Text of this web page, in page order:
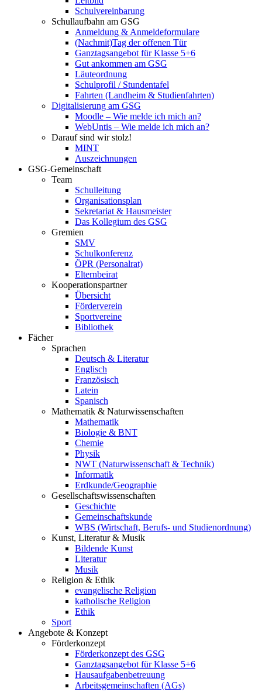
Schulvereinbarung
Schullaufbahn am GSG
Anmeldung & Anmeldeformulare
(Nachmit)Tag der offenen Tür
Ganztagsangebot für Klasse 5+6
Gut ankommen am GSG
Läuteordnung
Schulprofil / Stundentafel
Fahrten (Landheim & Studienfahrten)
Digitalisierung am GSG
Moodle – Wie melde ich mich an?
WebUntis – Wie melde ich mich an?
Darauf sind wir stolz!
MINT
Auszeichnungen
GSG-Gemeinschaft
Team
Schulleitung
Organisationsplan
Sekretariat & Hausmeister
Das Kollegium des GSG
Gremien
SMV
Schulkonferenz
ÖPR (Personalrat)
Elternbeirat
Kooperationspartner
Übersicht
Förderverein
Sportvereine
Bibliothek
Fächer
Sprachen
Deutsch & Literatur
Englisch
Französisch
Latein
Spanisch
Mathematik & Naturwissenschaften
Mathematik
Biologie & BNT
Chemie
Physik
NWT (Naturwissenschaft & Technik)
Informatik
Erdkunde/Geographie
Gesellschaftswissenschaften
Geschichte
Gemeinschaftskunde
WBS (Wirtschaft, Berufs- und Studienordnung)
Kunst, Literatur & Musik
Bildende Kunst
Literatur
Musik
Religion & Ethik
evangelische Religion
katholische Religion
Ethik
Sport
Angebote & Konzept
Förderkonzept
Förderkonzept des GSG
Ganztagsangebot für Klasse 5+6
Hausaufgabenbetreuung
Arbeitsgemeinschaften (AGs)